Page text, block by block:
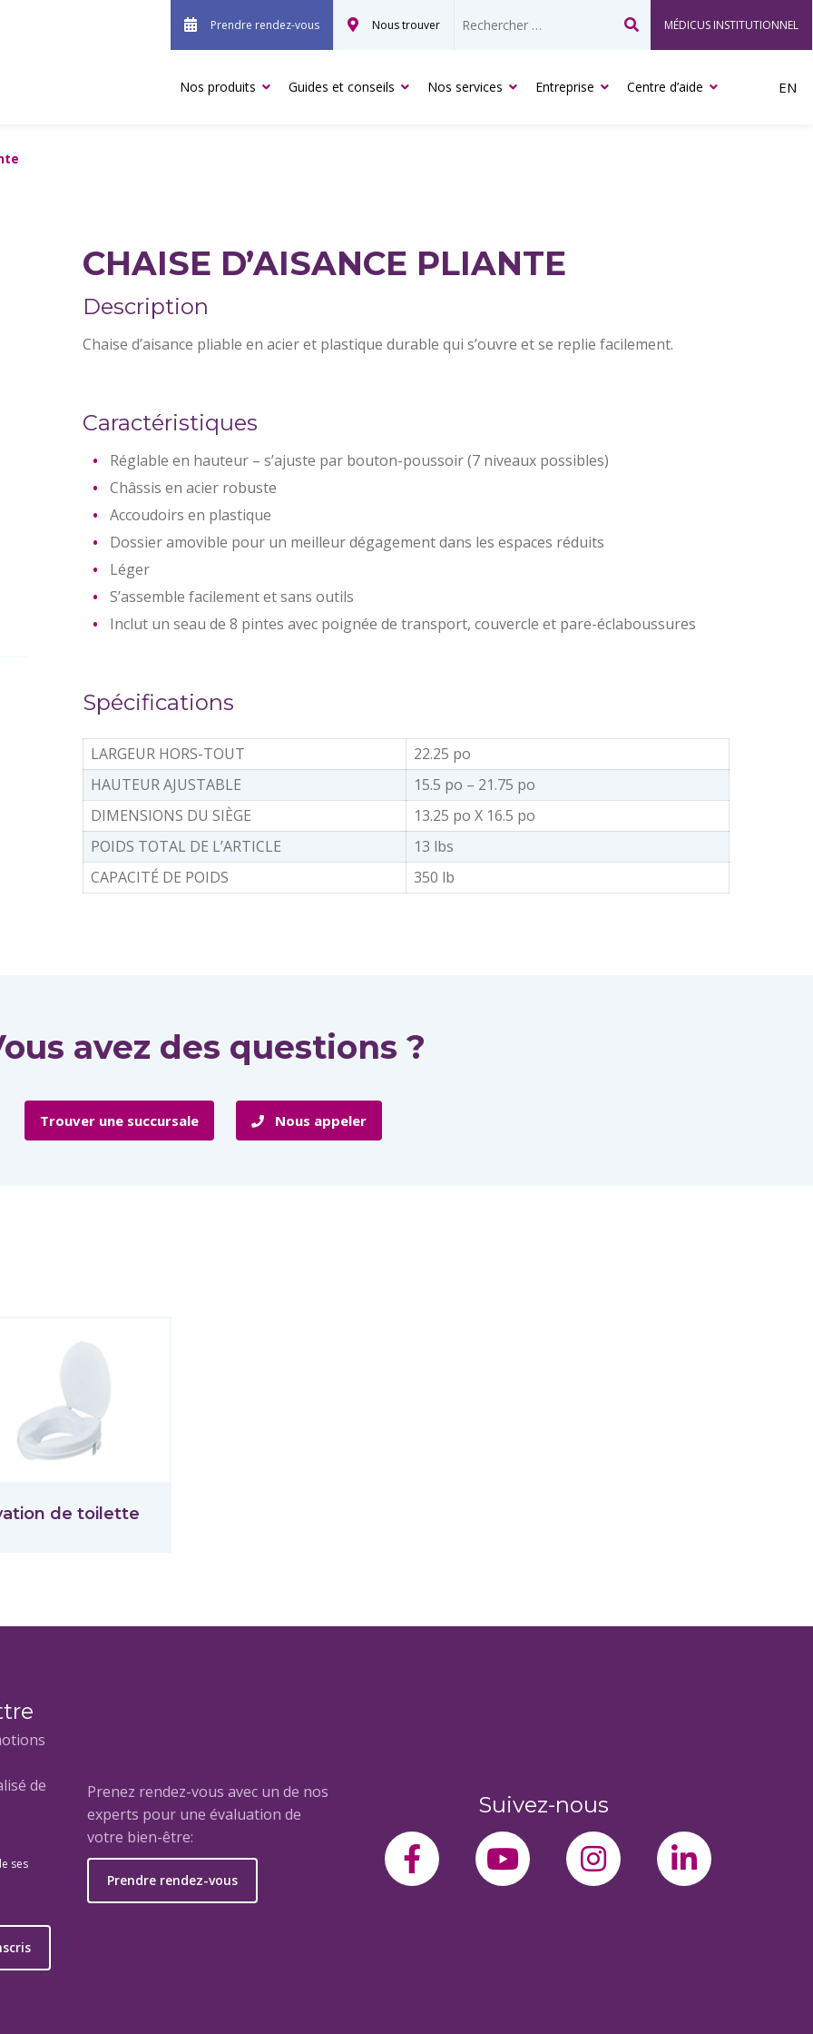
Prendre rendez-vous Nous trouver
Recherche
MÉDICUS INSTITUTIONNEL
Nos produits Guides et conseils Nos services Entreprise Centre d’aide EN
CHAISE D’AISANCE PLIANTE
Description
Chaise d’aisance pliable en acier et plastique durable qui s’ouvre et se replie facilement.
Caractéristiques
Réglable en hauteur – s’ajuste par bouton-poussoir (7 niveaux possibles)
Châssis en acier robuste
Accoudoirs en plastique
Dossier amovible pour un meilleur dégagement dans les espaces réduits
Léger
S’assemble facilement et sans outils
Inclut un seau de 8 pintes avec poignée de transport, couvercle et pare-éclaboussures
Spécifications
LARGEUR HORS-TOUT
22.25 po
HAUTEUR AJUSTABLE
15.5 po – 21.75 po
DIMENSIONS DU SIÈGE
13.25 po X 16.5 po
POIDS TOTAL DE L’ARTICLE
13 lbs
CAPACITÉ DE POIDS
350 lb
avez des questions ?
Trouver une succursale Nous appeler
de toilette
de
ses
Prenez rendez-vous avec un de nos
experts pour une évaluation de
votre bien-être:
Prendre rendez-vous
Suivez-nous
facebook-fyoutubeinstagramlinkedin-